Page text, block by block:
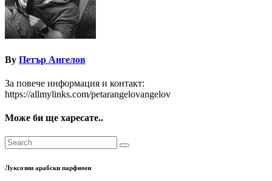
By Петър Ангелов
За повече информация и контакт:
https://allmylinks.com/petarangelovangelov
Може би ще харесате..
Луксозни арабски парфюми